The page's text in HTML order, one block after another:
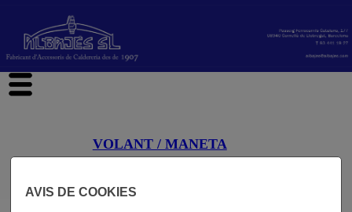
AVIS DE COOKIES
VOLANT / MANETA
VOLANT / MANETA